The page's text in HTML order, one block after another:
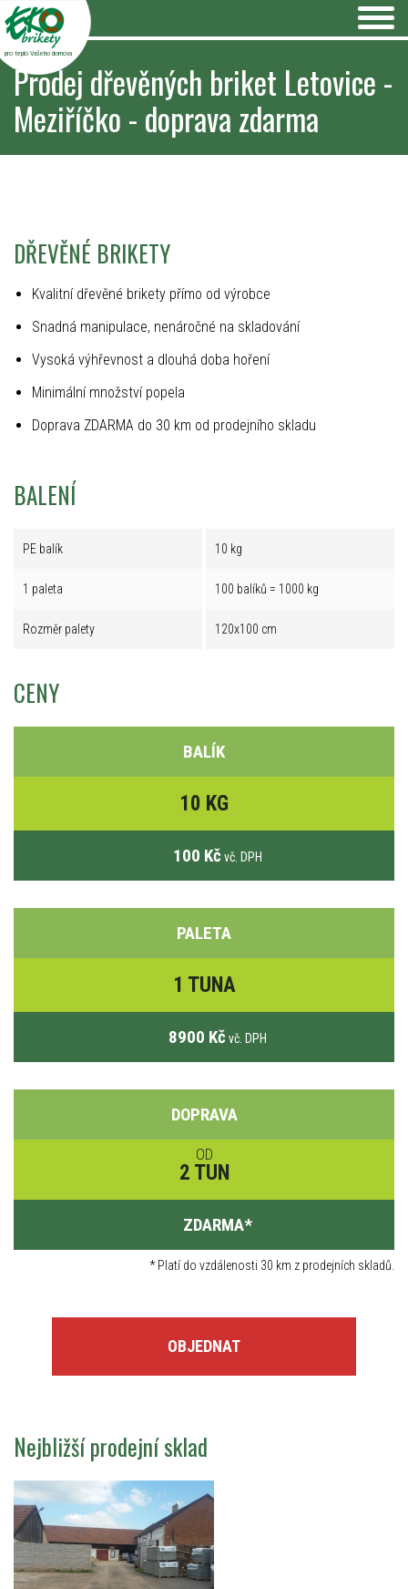
pro teplo Vašeho domova
Prodej dřevěných briket Letovice -
Meziříčko - doprava zdarma
DŘEVĚNÉ BRIKETY
Kvalitní dřevěné brikety přímo od výrobce
Snadná manipulace, nenáročné na skladování
Vysoká výhřevnost a dlouhá doba hoření
Minimální množství popela
Doprava ZDARMA do 30 km od prodejního skladu
BALENÍ
PE balík 10 kg
1 paleta 100 balíků = 1000 kg
Rozměr palety 120x100 cm
CENY
BALÍK
10 KG
100 Kč vč. DPH
PALETA
1 TUNA
8900 Kč vč. DPH
DOPRAVA
OD
2 TUN
ZDARMA*
*Platí do vzdálenosti 30 km z prodejních skladů.
OBJEDNAT
Nejbližší prodejní sklad